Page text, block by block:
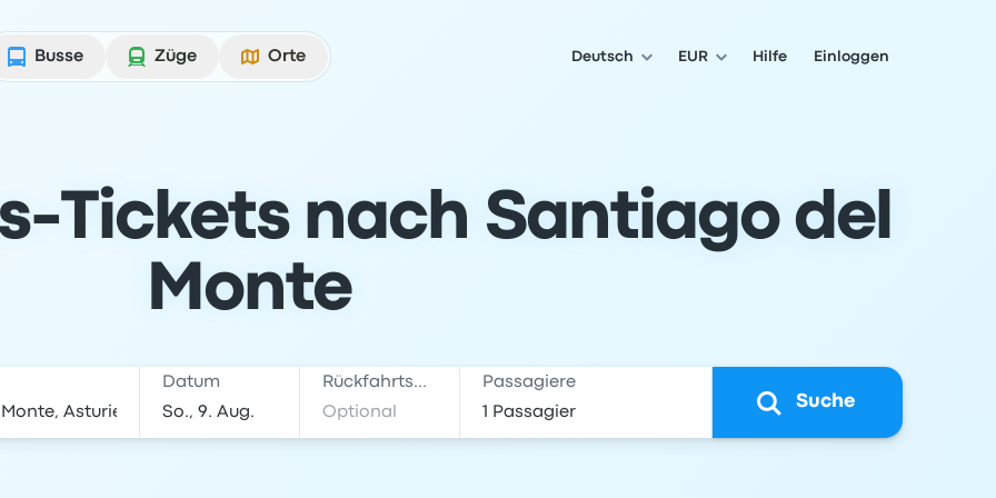
Busse
Züge Orte Deutsch EUR Hilfe Einloggen
Tickets nach Santiago del
Monte
Datum Rückfahrtsdatum Passagiere
Suche